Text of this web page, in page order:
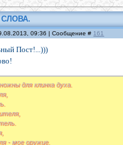
09:36 | Сообщение # 161
Пост!...)))
для клинка духа.
- мое оружие.